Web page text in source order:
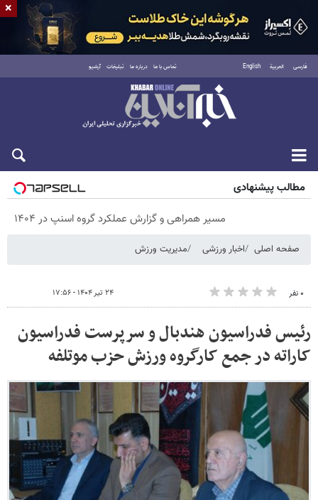
فارسی العربية English تماس با ما درباره ما تبلیغات آرشیو
جمعه ۱۶ مرداد ۱۴۰۵
مطالب پیشنهادی
مسیر همراهی و گزارش عملکرد گروه اسنپ در ۱۴۰۴
صفحه اصلی اخبار ورزشی مدیریت ورزش
۰ نفر ۲۴ تیر ۱۴۰۴ - ۱۷:۵۶
رئیس فدراسیون هندبال و سرپرست فدراسیون
کاراته در جمع کارگروه ورزش حزب موتلفه
×